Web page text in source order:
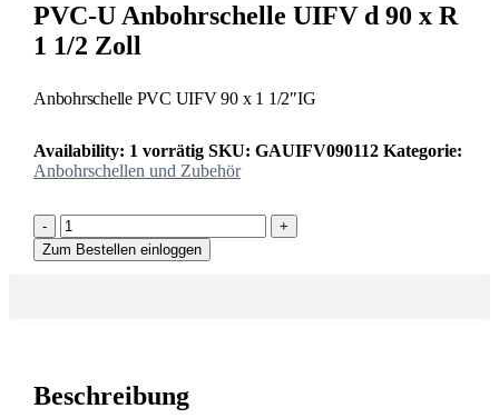
PVC-U Anbohrschelle UIFV d 90 x R
1 1/2 Zoll
Anbohrschelle PVC UIFV 90 x 1 1/2″IG
Availability: 1 vorrätig SKU: GAUIFV090112 Kategorie:
Anbohrschellen und Zubehör
-
+
Zum Bestellen einloggen
Beschreibung